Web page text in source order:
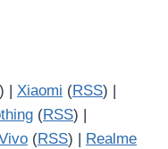
) | Xiaomi (RSS) |
(RSS) |
(RSS) |
Realme